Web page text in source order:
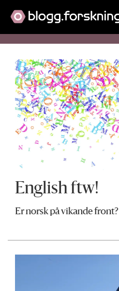
Tag:
øystein-
a-
vangsnes-
blogg
English ftw!
Er norsk på vikande front?